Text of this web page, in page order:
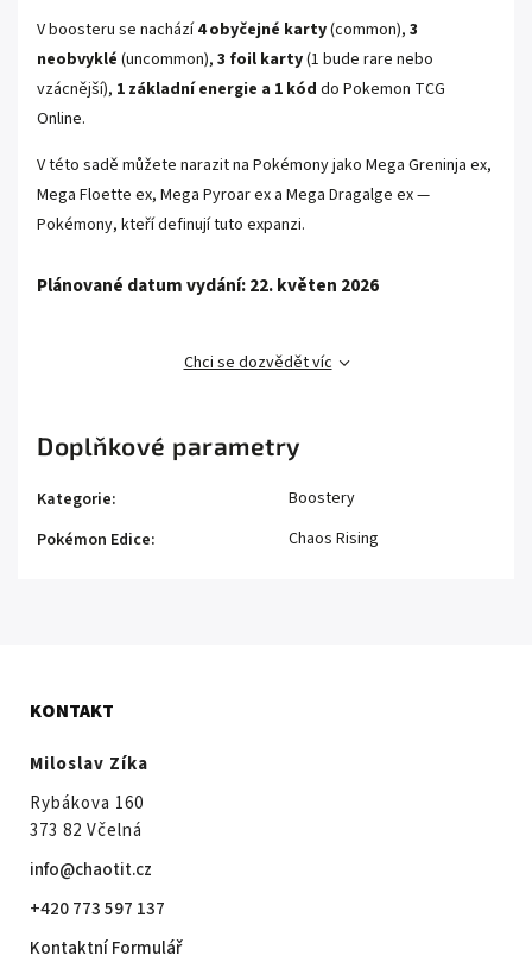
V boosteru se nachází4 obyčejné karty(common), 3
neobvyklé (uncommon), 3 foil karty(1 bude rare nebo
vzácnější), 1 základní energie a 1 kód do Pokemon TCG
Online.
V této sadě můžete narazit na Pokémony jako Mega Greninja ex,
Mega Floette ex, Mega Pyroar ex a Mega Dragalge ex —
Pokémony, kteří definují tuto expanzi.
Plánované datum vydání: 22. květen 2026
Chci se dozvědět víc
Doplňkové parametry
Kategorie:
Boostery
Pokémon Edice: Chaos Rising
KONTAKT
Miloslav Zíka
Rybákova 160
373 82 Včelná
info@chaotit.cz
+420 773 597 137
Kontaktní Formulář